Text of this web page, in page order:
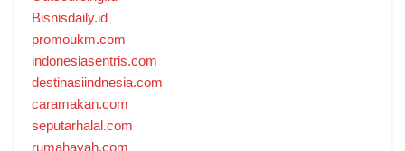
Bisnisdaily.id
promoukm.com
indonesiasentris.com
destinasiindnesia.com
caramakan.com
seputarhalal.com
rumahayah.com